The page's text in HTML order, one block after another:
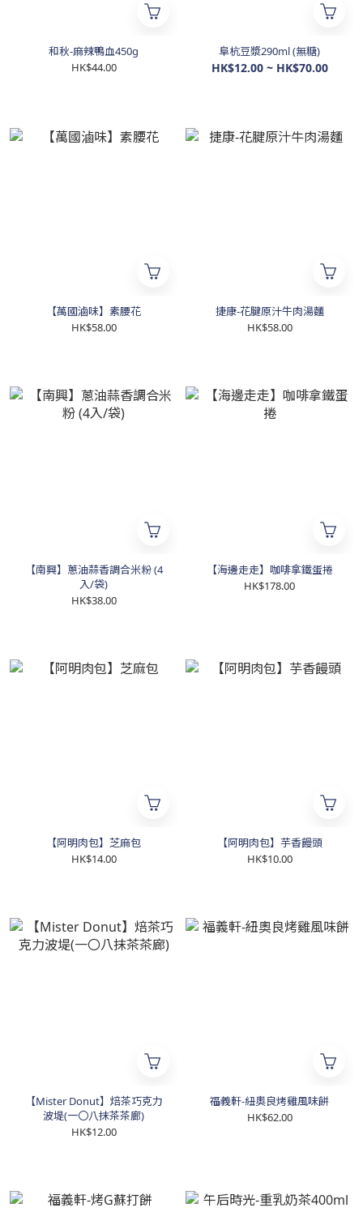
和秋-麻辣鴨血450g
HK$44.00
阜杭豆漿290ml (無糖)
HK$12.00 ~ HK$70.00
【萬國滷味】素腰花
HK$58.00
捷康-花腱原汁牛肉湯麵
HK$58.00
【南興】蔥油蒜香調合米粉 (4
入/袋)
HK$38.00
【海邊走走】咖啡拿鐵蛋捲
HK$178.00
【阿明肉包】芝麻包
HK$14.00
【阿明肉包】芋香饅頭
HK$10.00
【Mister Donut】焙茶巧克力
波堤(一〇八抹茶茶廊)
HK$12.00
福義軒-紐奧良烤雞風味餅
HK$62.00